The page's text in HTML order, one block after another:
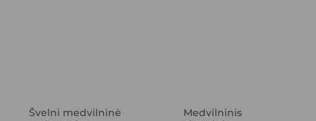
Švelni medvilninė
Medvilninis